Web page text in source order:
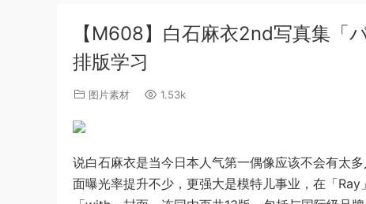
【M608】白石麻衣2nd写真集「
排版学习
图片素材 1.53k
说白石麻衣是当今日本人气第一偶像应该不会有太
面曝光率提升不少，更强大是模特儿事业，在「